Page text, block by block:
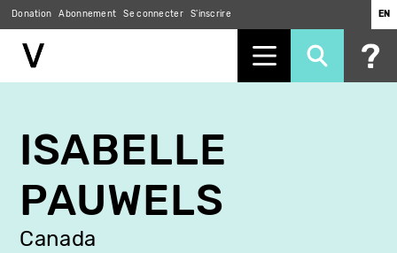
contenu
principal
Donation Abonnement Se connecter S'inscrire EN
ISABELLE
PAUWELS
Canada